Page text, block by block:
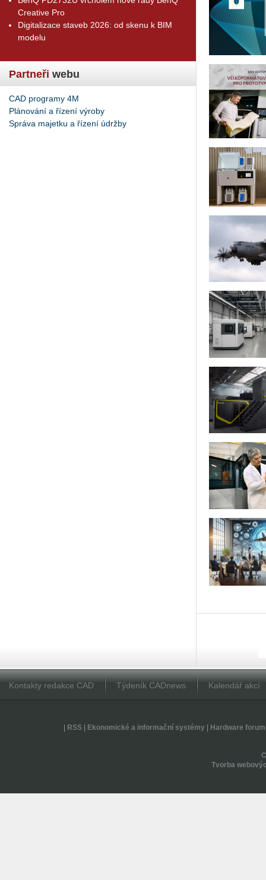
Creative Pro
Digitalizace staveb 2026: od skenu k BIM
modelu
Partneři webu
CAD programy 4M
Plánování a řízení výroby
Správa majetku a řízení údržby
Kontakty redakce CAD Týdeník CADnews Kalendář akcí
RSS| Ekonomické a informační systémy| Hardware forum
Tvorba